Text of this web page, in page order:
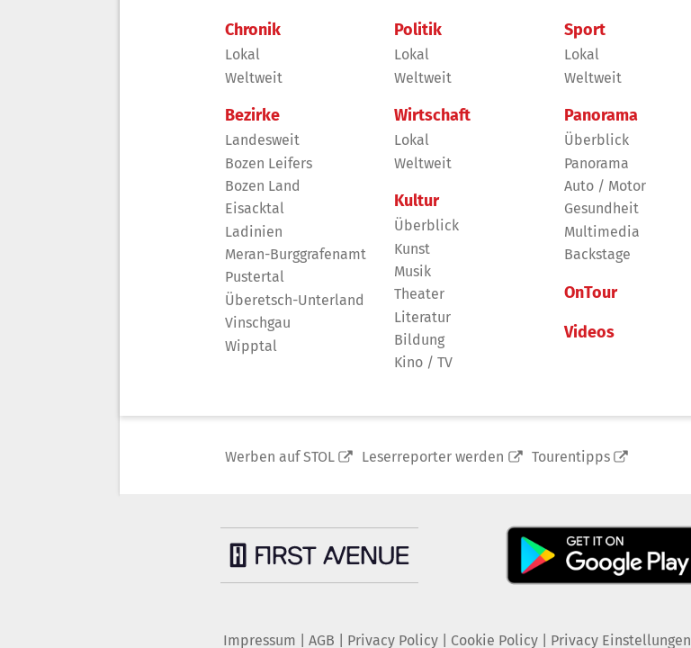
Chronik
Lokal
Weltweit
Bezirke
Landesweit
Bozen Leifers
Bozen Land
Eisacktal
Ladinien
Meran-Burggrafenamt
Pustertal
Überetsch-Unterland
Vinschgau
Wipptal
Politik
Lokal
Weltweit
Wirtschaft
Lokal
Weltweit
Kultur
Überblick
Kunst
Musik
Theater
Literatur
Bildung
Kino / TV
Sport
Lokal
Weltweit
Panorama
Überblick
Panorama
Auto / Motor
Gesundheit
Multimedia
Backstage
OnTour
Videos
Werben auf STOL Leserreporter werden Tourentipps
Impressum AGB Privacy Policy| Cookie Policy| Privacy Einstellungen